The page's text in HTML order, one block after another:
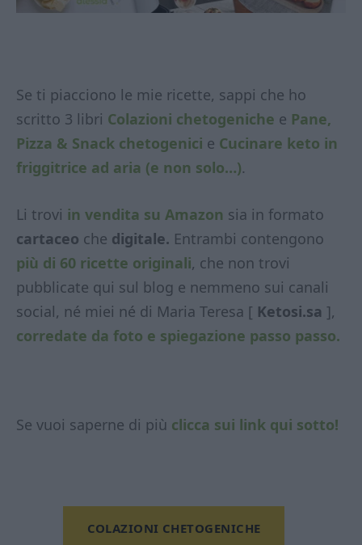
Se ti piacciono le mie ricette, sappi che ho
scritto 3 libri Colazioni chetogeniche e Pane,
Pizza & Snack chetogenici e Cucinare keto in
friggitrice ad aria (e non solo…).
Li trovi in vendita su Amazon sia in formato
cartaceo che digitale. Entrambi contengono
più di 60 ricette originali, che non trovi
pubblicate qui sul blog e nemmeno sui canali
social, né miei né di Maria Teresa [ Ketosi.sa ],
corredate da foto e spiegazione passo passo.
Se vuoi saperne di più clicca sui link qui sotto!
COLAZIONI CHETOGENICHE